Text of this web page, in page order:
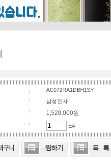
:
AC072RA1DBH1SY
:
삼성전자
: 1,520,000원
: EA